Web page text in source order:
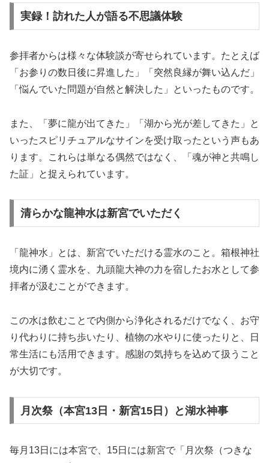
実録！訪れた人が語る不思議体験
参拝者からは様々な体験談が寄せられています。たとえば
「お参りの数日後に昇進した」「突然良縁が舞い込んだ」
「悩んでいた問題が自然と解決した」といったものです。
また、「夢に龍が出てきた」「湖から光が差してきた」と
いったスピリチュアルなサインを受け取ったという声もあ
ります。これらは単なる偶然ではなく、「魂が神と共鳴し
た証」と捉えられています。
清らかな龍神水は新宮でいただく
「龍神水」とは、新宮でいただける霊水のこと。箱根神社
境内に湧く霊水を、九頭龍大神の力を宿したお水として参
拝者が汲むことができます。
この水は飲むことで内側から浄化されるだけでなく、お守
り代わりに持ち歩いたり、植物の水やりに使ったりと、日
常生活にも活用できます。感謝の気持ちを込めて扱うこと
が大切です。
月次祭（本宮13日・新宮15日）と湖水神事
毎月13日には本宮で、15日には新宮で「月次祭（つきな